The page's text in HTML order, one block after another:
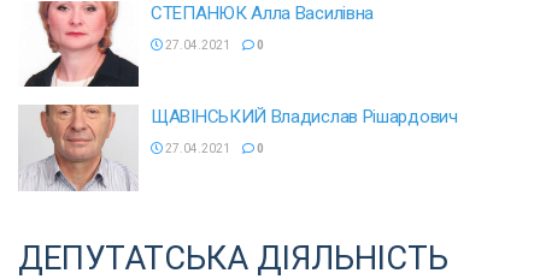
СТЕПАНЮК Алла Василівна
27.04.2021 0
ЩАВІНСЬКИЙ Владислав Рішардович
27.04.2021 0
ДЕПУТАТСЬКА ДІЯЛЬНІСТЬ